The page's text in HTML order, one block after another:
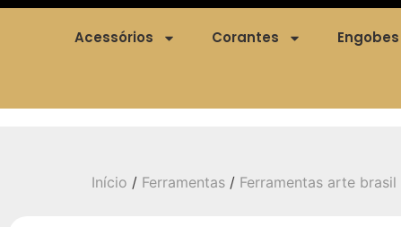
Acessórios Corantes Engobes
Início / Ferramentas / Ferramentas arte brasil